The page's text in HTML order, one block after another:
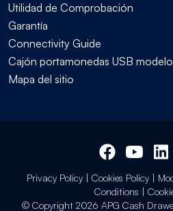
Utilidad de Comprobación
Garantía
Connectivity Guide
Cajón portamonedas USB
Mapa del sitio
Privacy Policy| Cookies Policy|
Conditions |
© Copyright 2026 APG Cash